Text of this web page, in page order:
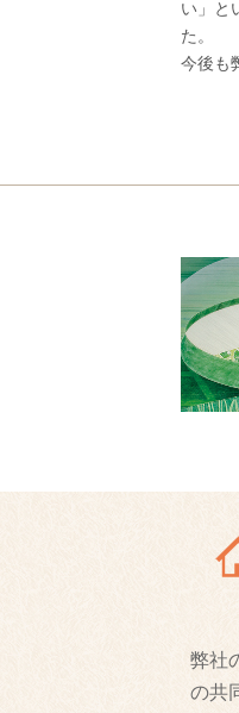
い」と
た。
今後も
弊社
の共